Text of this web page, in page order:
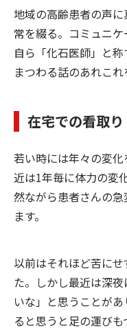
地域の高齢患者の声
常を綴る。コミュニケ
自ら「化石医師」と
まつわる話のあれこれ
在宅での看取り
若い時には年々の変
近は1年毎に体力の変
然ながら患者さんの
ます。
以前はそれほど苦に
た。しかし最近は深
いな」と思うことが
ると思うと足の運びも